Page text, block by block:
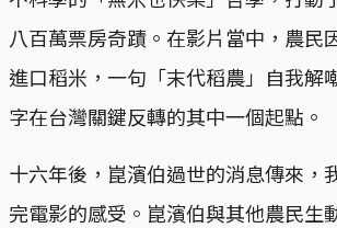
八百萬票房奇蹟。在影片當中，農民
進口稻米，一句「末代稻農」自我解
字在台灣關鍵反轉的其中一個起點。
十六年後，崑濱伯過世的消息傳來，
完電影的感受。崑濱伯與其他農民生